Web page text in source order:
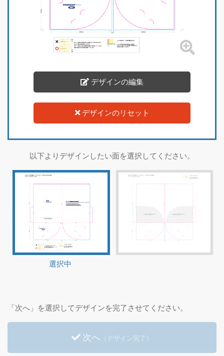
デザインの編集
デザインのリセット
以下よりデザインしたい面を選択してください。
選択中
「次へ」を選択してデザインを完了させてください。
次へ （デザイン完了）